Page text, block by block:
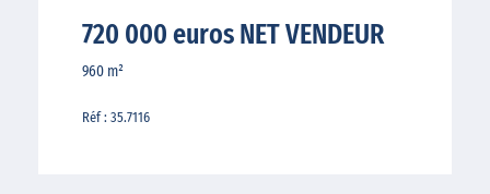
720 000 euros NET VENDEUR
960 m²
Réf : 35.7116